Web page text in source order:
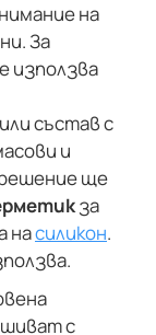
на
За
използва
състав с
и
ще
за
насиликон.
с